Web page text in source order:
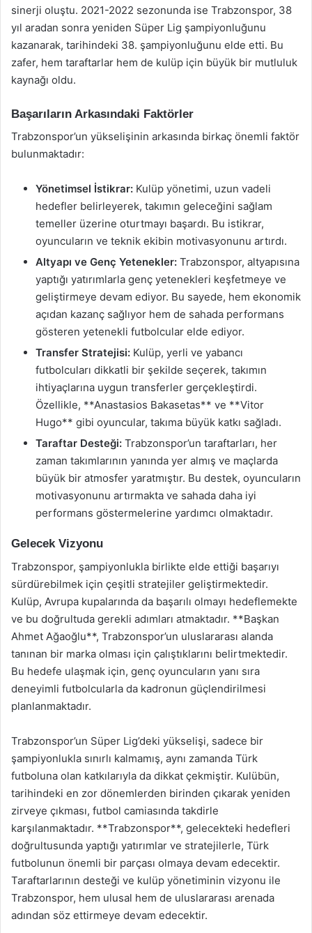
sinerji oluştu. 2021-2022 sezonunda ise Trabzonspor, 38
yıl aradan sonra yeniden Süper Lig şampiyonluğunu
kazanarak, tarihindeki 38. şampiyonluğunu elde etti. Bu
zafer, hem taraftarlar hem de kulüp için büyük bir mutluluk
kaynağı oldu.
Başarıların Arkasındaki Faktörler
Trabzonspor’un yükselişinin arkasında birkaç önemli faktör
bulunmaktadır:
Yönetimsel İstikrar: Kulüp yönetimi, uzun vadeli
hedefler belirleyerek, takımın geleceğini sağlam
temeller üzerine oturtmayı başardı. Bu istikrar,
oyuncuların ve teknik ekibin motivasyonunu artırdı.
Altyapı ve Genç Yetenekler: Trabzonspor, altyapısına
yaptığı yatırımlarla genç yetenekleri keşfetmeye ve
geliştirmeye devam ediyor. Bu sayede, hem ekonomik
açıdan kazanç sağlıyor hem de sahada performans
gösteren yetenekli futbolcular elde ediyor.
Transfer Stratejisi: Kulüp, yerli ve yabancı
futbolcuları dikkatli bir şekilde seçerek, takımın
ihtiyaçlarına uygun transferler gerçekleştirdi.
Özellikle, **Anastasios Bakasetas** ve **Vitor
Hugo** gibi oyuncular, takıma büyük katkı sağladı.
Taraftar Desteği: Trabzonspor’un taraftarları, her
zaman takımlarının yanında yer almış ve maçlarda
büyük bir atmosfer yaratmıştır. Bu destek, oyuncuların
motivasyonunu artırmakta ve sahada daha iyi
performans göstermelerine yardımcı olmaktadır.
Gelecek Vizyonu
Trabzonspor, şampiyonlukla birlikte elde ettiği başarıyı
sürdürebilmek için çeşitli stratejiler geliştirmektedir.
Kulüp, Avrupa kupalarında da başarılı olmayı hedeflemekte
ve bu doğrultuda gerekli adımları atmaktadır. **Başkan
Ahmet Ağaoğlu**, Trabzonspor’un uluslararası alanda
tanınan bir marka olması için çalıştıklarını belirtmektedir.
Bu hedefe ulaşmak için, genç oyuncuların yanı sıra
deneyimli futbolcularla da kadronun güçlendirilmesi
planlanmaktadır.
Trabzonspor’un Süper Lig’deki yükselişi, sadece bir
şampiyonlukla sınırlı kalmamış, aynı zamanda Türk
futboluna olan katkılarıyla da dikkat çekmiştir. Kulübün,
tarihindeki en zor dönemlerden birinden çıkarak yeniden
zirveye çıkması, futbol camiasında takdirle
karşılanmaktadır. **Trabzonspor**, gelecekteki hedefleri
doğrultusunda yaptığı yatırımlar ve stratejilerle, Türk
futbolunun önemli bir parçası olmaya devam edecektir.
Taraftarlarının desteği ve kulüp yönetiminin vizyonu ile
Trabzonspor, hem ulusal hem de uluslararası arenada
adından söz ettirmeye devam edecektir.